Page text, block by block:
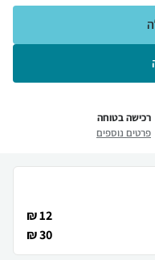
רכישה בטוחה
פרטים נוספים
12 ₪
30 ₪